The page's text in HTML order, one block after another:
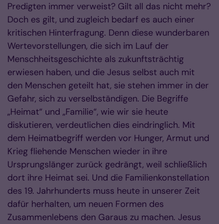
Predigten immer verweist? Gilt all das nicht mehr?
Doch es gilt, und zugleich bedarf es auch einer
kritischen Hinterfragung. Denn diese wunderbaren
Wertevorstellungen, die sich im Lauf der
Menschheitsgeschichte als zukunftsträchtig
erwiesen haben, und die Jesus selbst auch mit
den Menschen geteilt hat, sie stehen immer in der
Gefahr, sich zu verselbständigen. Die Begriffe
„Heimat“ und „Familie“, wie wir sie heute
diskutieren, verdeutlichen dies eindringlich. Mit
dem Heimatbegriff werden vor Hunger, Armut und
Krieg fliehende Menschen wieder in ihre
Ursprungslänger zurück gedrängt, weil schließlich
dort ihre Heimat sei. Und die Familienkonstellation
des 19. Jahrhunderts muss heute in unserer Zeit
dafür herhalten, um neuen Formen des
Zusammenlebens den Garaus zu machen. Jesus